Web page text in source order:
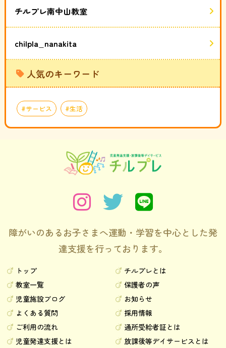
チルプレ南中山教室
chilpla_nanakita
人気のキーワード
サービス 生活
障がいのあるお子さまへ運動・学習を中心とした発
達支援を行っております。
トップ
チルプレとは
教室一覧
保護者の声
児童施設ブログ
お知らせ
よくある質問
採用情報
ご利用の流れ
通所受給者証とは
児童発達支援とは
放課後等デイサービスとは